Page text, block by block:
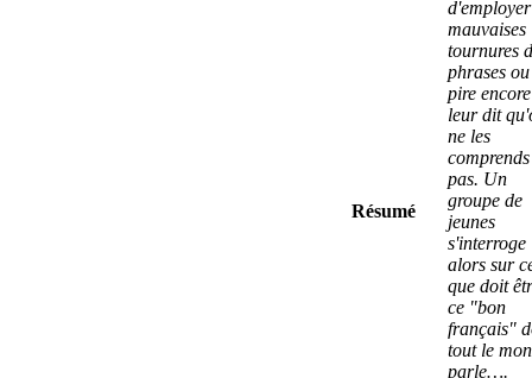
Résumé
mauvaises
tournures
phrases ou
pire
leur dit
ne les
comprends
pas. Un
groupe de
jeunes
s'interroge
alors sur
que doit
ce "bon
français"
tout le
parle….